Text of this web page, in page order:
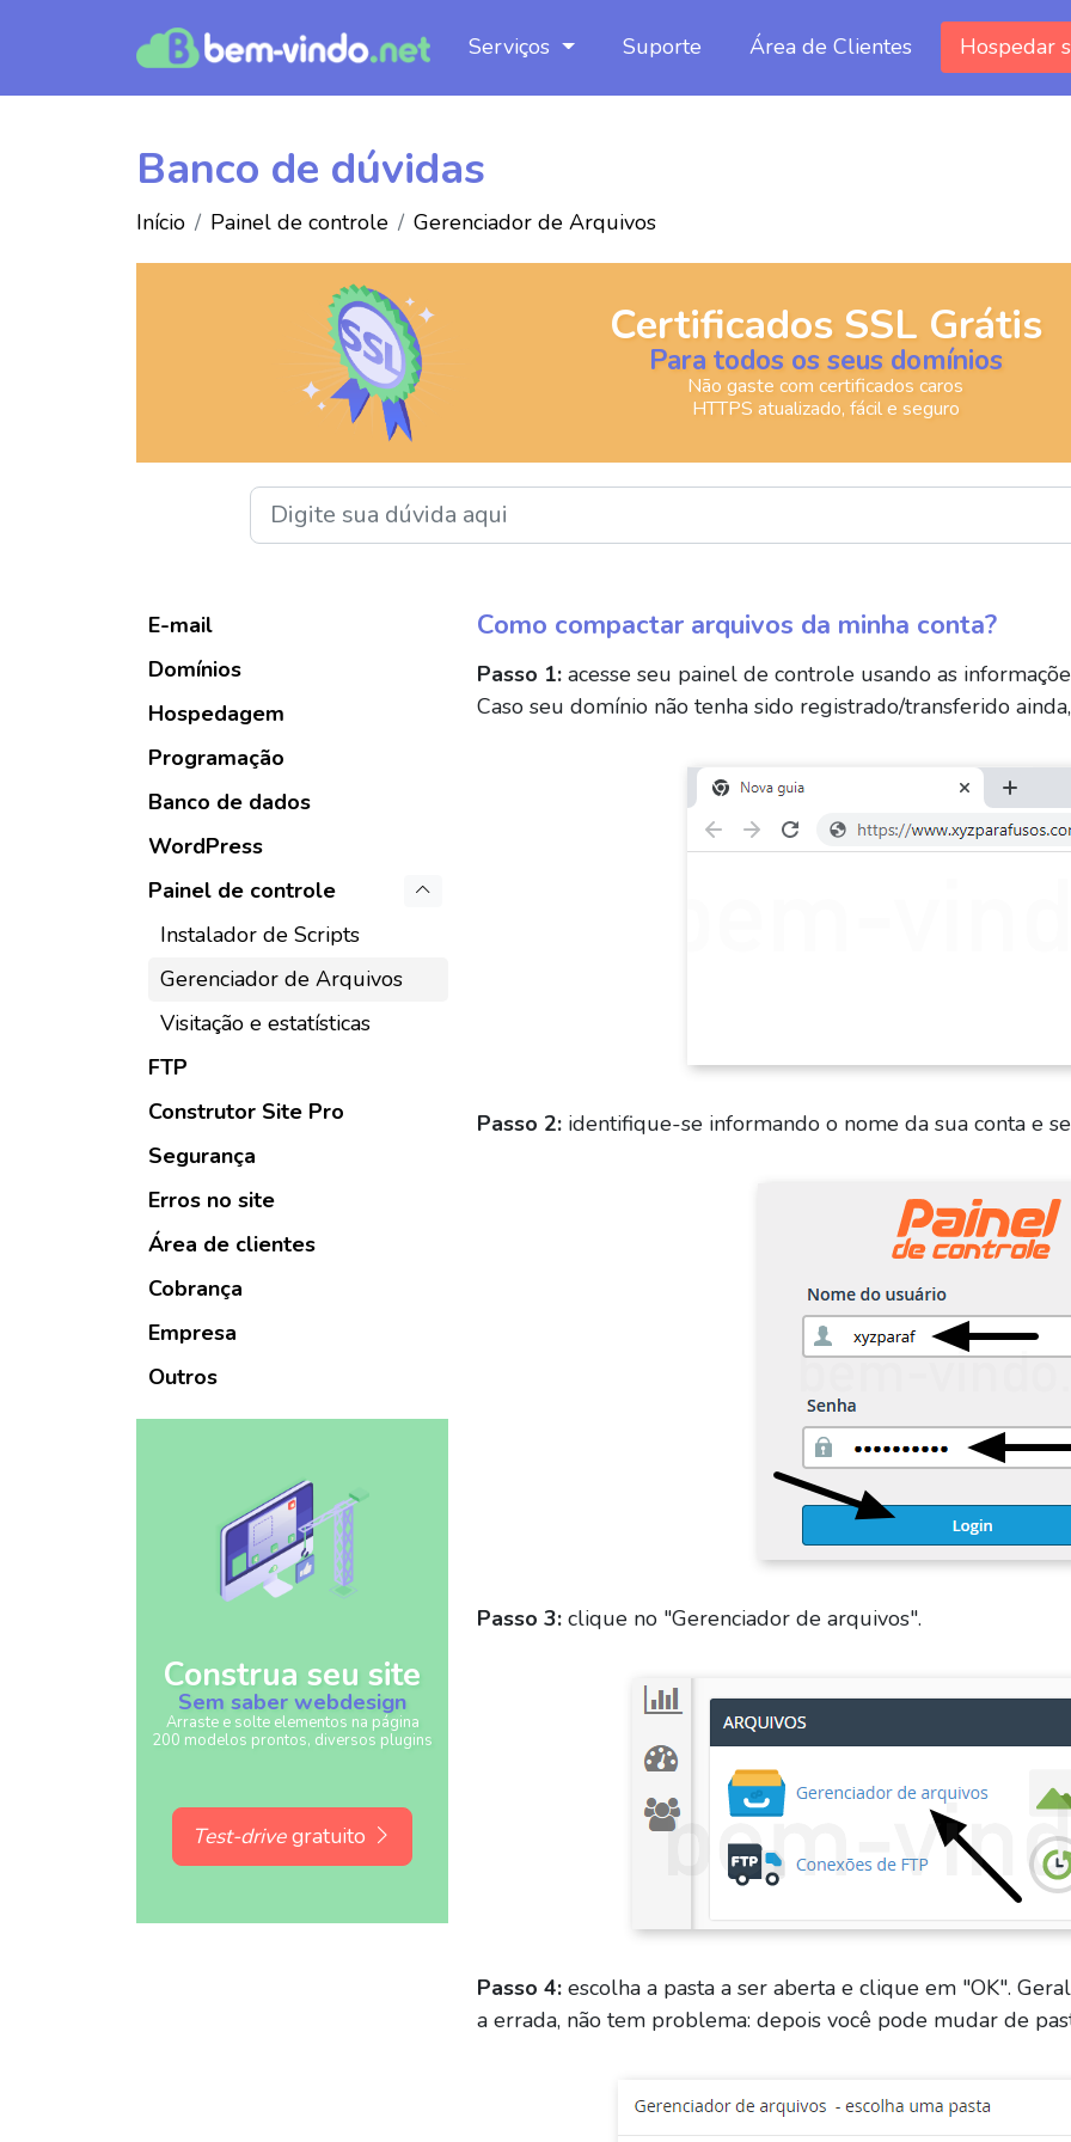
Serviços Suporte Área de Clientes Hospedar
Banco de dúvidas
Início Painel de controle Gerenciador de Arquivos
Certificados SSL Grátis
Para todos os seus domínios
Não gaste com certificados caros
HTTPS atualizado, fácil e seguro
E-mail
Domínios
Hospedagem
Programação
Banco de dados
WordPress
Painel de controle
Instalador de Scripts
Gerenciador de Arquivos
Visitação e estatísticas
FTP
Construtor Site Pro
Segurança
Erros no site
Área de clientes
Cobrança
Empresa
Outros
Construa seu site
Sem saber webdesign
Arraste e solte elementos na página
200 modelos prontos, diversos plugins
Test-drivegratuito
Como compactar arquivos da minha conta?
Passo 1: acesse seu painel de controle usando as
Caso seu domínio não tenha sido registrado/transferido
Passo 2: identifique-se informando o nome da sua conta e
Passo 3: clique no "Gerenciador de arquivos".
Passo 4: escolha a pasta a ser aberta e clique em "OK".
a errada, não tem problema: depois você pode mudar de